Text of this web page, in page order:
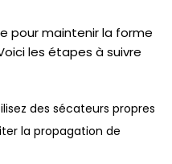
pour maintenir la forme
les étapes à suivre
des sécateurs propres
la propagation de